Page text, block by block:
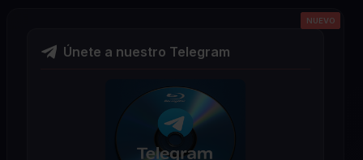
Únete a nuestro Telegram
NUEVO
NUEVO
NUEVO
NUEVO
NUEVO